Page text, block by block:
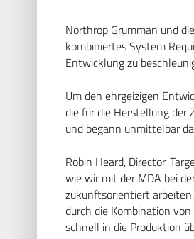
Northrop Grumman und
kombiniertes System
Entwicklung zu
Um den ehrgeizigen
die für die Herstellung der
und begann unmittelbar
Robin Heard, Director,
wie wir mit der MDA bei
zukunftsorientiert
durch die Kombination
schnell in die Produktion